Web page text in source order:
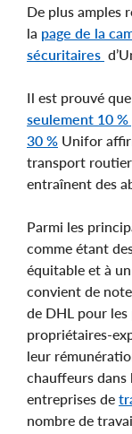
De plus amples
la page de la
sécuritaires
Il est prouvé que
seulement 10
30 % Unifor
transport
entraînent des
Parmi les
comme étant
équitable et à
convient de
de DHL pour
propriétaires-
leur
chauffeurs dans
entreprises de
nombre de